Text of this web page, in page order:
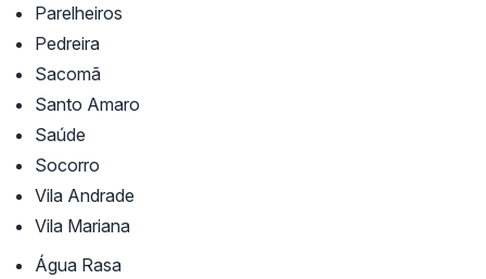
Parelheiros
Pedreira
Sacomã
Santo Amaro
Saúde
Socorro
Vila Andrade
Vila Mariana
Água Rasa